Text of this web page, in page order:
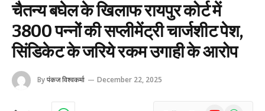
चैतन्य बघेल के खिलाफ रायपुर कोर्ट में
3800 पन्नों की सप्लीमेंट्री चार्जशीट पेश,
सिंडिकेट के जरिये रकम उगाही के आरोप
Byपंकज विश्वकर्मा December 22, 2025